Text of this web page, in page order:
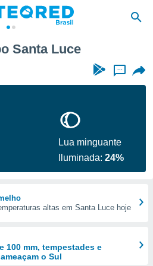
Santa Luce
...
Lua minguante
Iluminada:24%
altas em Santa Luce hoje
100 mm, tempestades e
o Sul